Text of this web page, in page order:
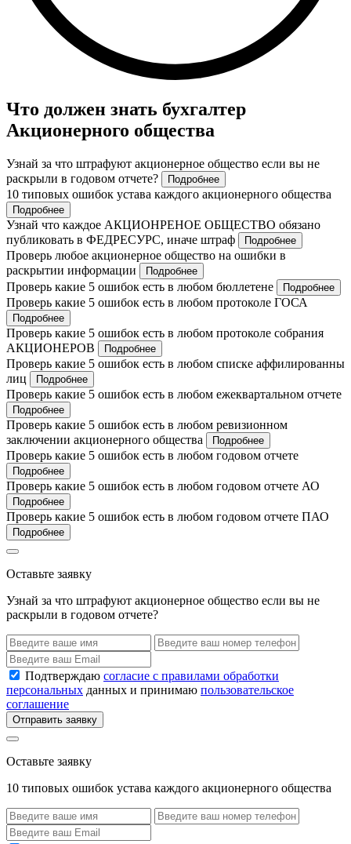
Что должен знать бухгалтер
Акционерного общества
Узнай за что штрафуют акционерное общество если вы не
раскрыли в годовом отчете?
Подробнее
10 типовых ошибок устава каждого акционерного общества
Подробнее
Узнай что каждое АКЦИОНРЕНОЕ ОБЩЕСТВО обязано
публиковать в ФЕДРЕСУРС, иначе штраф
Подробнее
Проверь любое акционерное общество на ошибки в
раскрытии информации
Подробнее
Проверь какие 5 ошибок есть в любом бюллетене Подробнее
Проверь какие 5 ошибок есть в любом протоколе ГОСА
Подробнее
Проверь какие 5 ошибок есть в любом протоколе собрания
АКЦИОНЕРОВ
Подробнее
Проверь какие 5 ошибок есть в любом списке аффилированны
лиц
Подробнее
Проверь какие 5 ошибок есть в любом ежеквартальном отчете
Подробнее
Проверь какие 5 ошибок есть в любом ревизионном
заключении акционерного общества
Подробнее
Проверь какие 5 ошибок есть в любом годовом отчете
Подробнее
Проверь какие 5 ошибок есть в любом годовом отчете АО
Подробнее
Проверь какие 5 ошибок есть в любом годовом отчете ПАО
Подробнее
Оставьте заявку
Узнай за что штрафуют акционерное общество если вы не
раскрыли в годовом отчете?
Подтверждаю согласие с правилами обработки
персональных данных и принимаю пользовательское
соглашение
Отправить заявку
Оставьте заявку
10 типовых ошибок устава каждого акционерного общества